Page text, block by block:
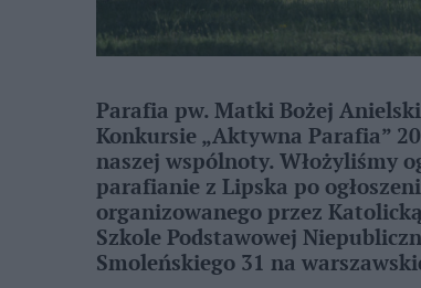
Parafia pw. Matki Bożej
Konkursie „Aktywna Parafia”
naszej wspólnoty. Włożyliśmy
parafianie z Lipska po
organizowanego przez
Szkole Podstawowej
Smoleńskiego 31 na